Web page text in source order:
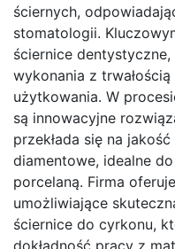
ściernych,
stomatologii.
ściernice
wykonania z
użytkowania. W
są innowacyjne
przekłada się na
diamentowe, idealne
porcelaną. Firma
umożliwiające
ściernice do cyrkonu,
dokładność pracy z